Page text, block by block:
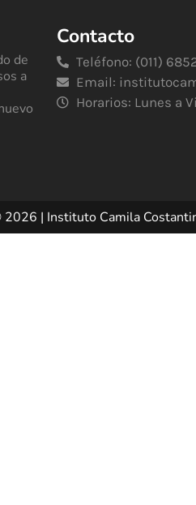
de
a
Contacto
Teléfono: (011)
Email:
Horarios: Lunes a
| Instituto Camila